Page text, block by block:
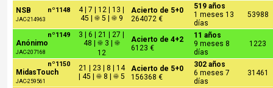
nº1148
NSB
JAC-214963
4 | 7 | 12 | 13 |
45 | ☀ 5 | ☀ 9
Acierto de 5+0
264072 €
519 años
1 meses 13
días
53988
nº1149
Anónimo
JAC-207168
3 | 6 | 21 | 27 |
48 | ☀ 3 | ☀
12
Acierto de 4+2
6123 €
11 años
9 meses 8
días
1223
nº1150
MidasTouch
JAC-259561
21 | 23 | 8 | 14
| 45 | ☀ 8 | ☀ 5
Acierto de 5+0
156368 €
302 años
6 meses 7
días
31461